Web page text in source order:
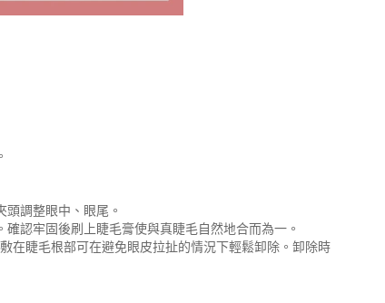
調整眼中、眼尾。
認牢固後刷上睫毛膏使與真睫毛自然地合而為一。
在睫毛根部可在避免眼皮拉扯的情況下輕鬆卸除。卸除時